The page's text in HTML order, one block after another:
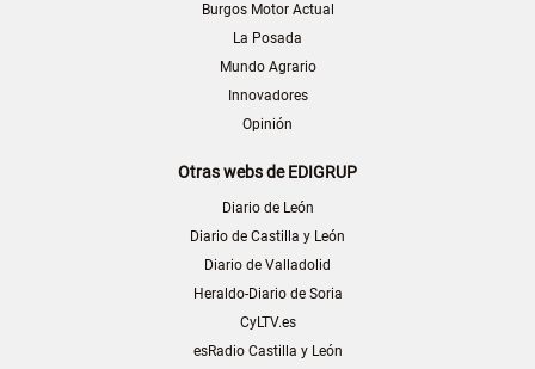
Burgos Motor Actual
La Posada
Mundo Agrario
Innovadores
Opinión
Otras webs de EDIGRUP
Diario de León
Diario de Castilla y León
Diario de Valladolid
Heraldo-Diario de Soria
CyLTV.es
esRadio Castilla y León